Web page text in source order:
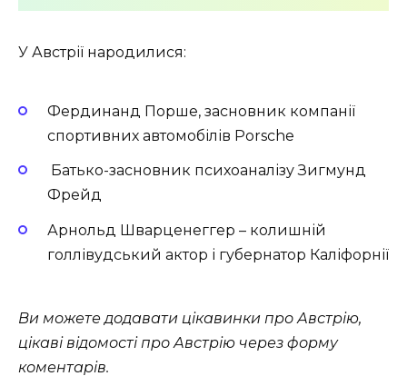
У Австрії народилися:
Фердинанд Порше, засновник компанії
спортивних автомобілів Porsche
Батько-засновник психоаналізу Зигмунд
Фрейд
Арнольд Шварценеггер – колишній
голлівудський актор і губернатор Каліфорнії
Ви можете додавати цікавинки про Австрію,
цікаві відомості про Австрію через форму
коментарів.